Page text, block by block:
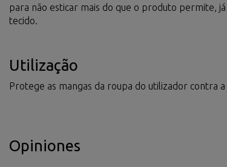
para não esticar mais do que o produto permite,
tecido.
Utilização
Protege as mangas da roupa do utilizador contra
Opiniones